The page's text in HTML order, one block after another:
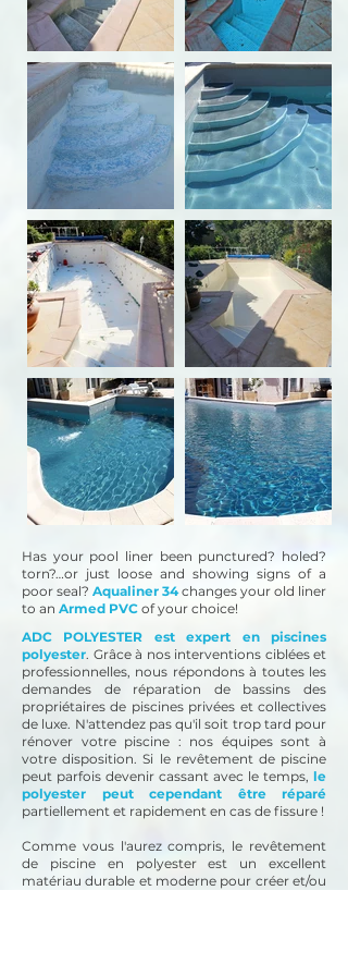
Has your pool liner been punctured? holed?
torn?…or just loose and showing signs of a
poor seal? Aqualiner 34changes your old liner
to an Armed PVC of your choice!
ADC POLYESTER est expert en piscines
polyester. Grâce à nos interventions ciblées et
professionnelles, nous répondons à toutes les
demandes de réparation de bassins des
propriétaires de piscines privées et collectives
de luxe. N'attendez pas qu'il soit trop tard pour
rénover votre piscine : nos équipes sont à
votre disposition.Si le revêtement de piscine
peut parfois devenir cassant avec le temps, le
polyester peut cependant être réparé
partiellement et rapidement en cas de fissure !
Comme vous l'aurez compris, le revêtement
de piscine en polyester est un excellent
matériau durable et moderne pour créer et/ou